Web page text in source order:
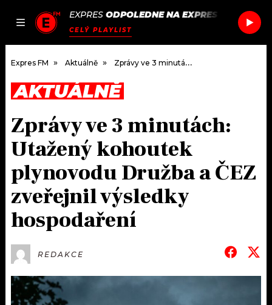
JAK
SEZNAM.CZ
EXPRES ODPOLEDNE NA EXPRES FM /SLOW
CELÝ PLAYLIST
DOMŮ
ČLÁNKY
HUDBA
ROZHOVORY
#NEBUDUDOMA
KALENDÁŘ
PODCASTY
JAK NALADIT
RÁDIO
APLIKACE
PROGRAM
SOUTĚŽE
Expres FM Aktuálně Zprávy ve 3 minutách: Utažený kohoutek plynovodu Družba a ČEZ zveřejnil výsledky hospodaření
AKTUÁLNĚ
Zprávy ve 3 minutách:
Utažený kohoutek
plynovodu Družba a ČEZ
zveřejnil výsledky
hospodaření
REDAKCE